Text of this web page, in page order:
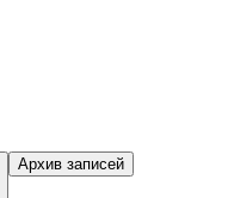
Архив записей